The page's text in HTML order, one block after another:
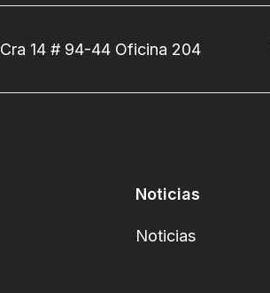
Cra 14 # 94-44 Oficina 204
Noticias
Noticias